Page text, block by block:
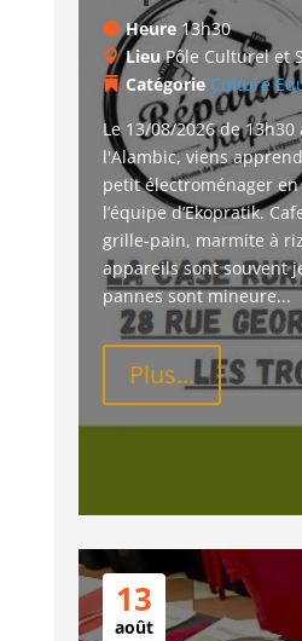
Heure 13h30
LieuPôle Culturel et
Catégorie Culture
Le 13/08/2026 de 13h30
l'Alambic, viens
petit électroménager
l’équipe d’Ekopratik.
grille-pain, marmite à
appareils sont souvent
pannes sont mineure...
Plus...
13
août